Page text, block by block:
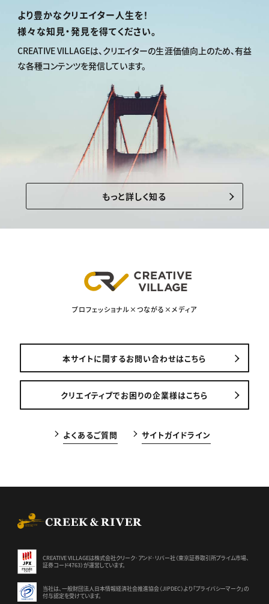
より豊かなクリエイター人生を！
様々な知見・発見を得てください。
CREATIVE VILLAGEは、クリエイターの生涯価値向上のため、有益
な各種コンテンツを発信しています。
もっと詳しく知る
プロフェッショナル×つながる×メディア
本サイトに関するお問い合わせはこちら
クリエイティブでお困りの企業様はこちら
よくあるご質問 サイトガイドライン
CREATIVE VILLAGEは株式会社クリーク･アンド･リバー社（東京証券取引所プライム市場、
証券コード4763）が運営しています。
当社は、一般財団法人日本情報経済社会推進協会（JIPDEC）より 「プライバシーマーク」の
付与認定を受けています。